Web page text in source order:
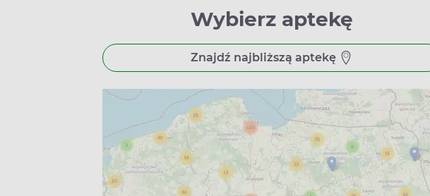
Niektóre placówki są dostępne dla interesantów także całodobowo oraz w dni
w Chełmży – rezerwacje, wiedza i pomoc
platforma rezerwacyjna umożliwiająca szybki dostęp do szerokiego asortymentu
diagnostycznych czy sprzętów ortopedycznych. To również źródło wiedzy na
Znajdziesz tam informacje dotyczące profilaktyki zdrowotnej, szczegółowe
życia. Materiały te są napisane w sposób zrozumiały i przystępny, co ułatwia
w Chełmży, które znajdują się w bazie Apteline.pl. Rezerwuj w trosce o czas i jakość.
Wybierz aptekę
Znajdź najbliższą aptekę